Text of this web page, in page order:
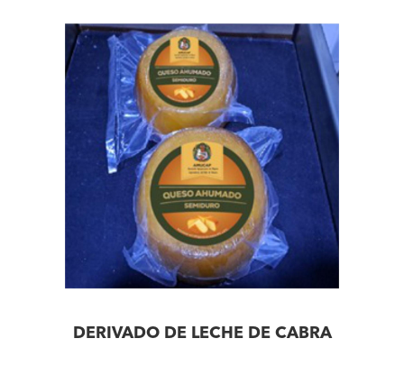
DERIVADO DE LECHE DE CABRA